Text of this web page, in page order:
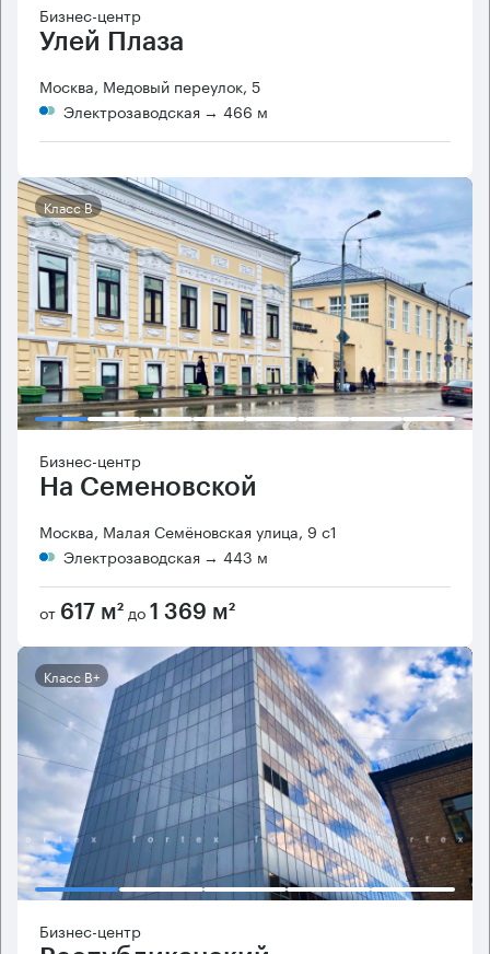
Бизнес-центр
Улей Плаза
Москва, Медовый переулок, 5
Электрозаводская → 466 м
Класс B
Бизнес-центр
На Семеновской
Москва, Малая Семёновская улица, 9 с1
Электрозаводская → 443 м
от 617 м² до 1 369 м²
Класс B+
Бизнес-центр